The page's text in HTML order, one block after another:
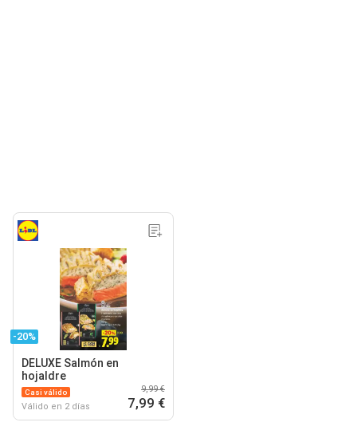
-20%
DELUXE Salmón en
hojaldre
Casi válido
Válido en 2 días
9,99 €
7,99 €